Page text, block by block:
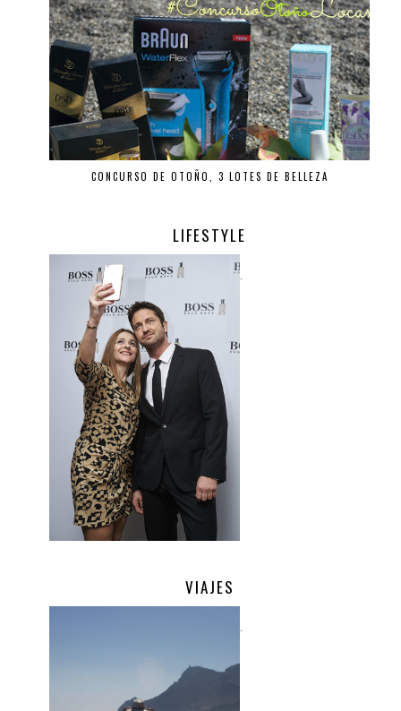
CONCURSO DE OTOÑO, 3 LOTES DE BELLEZA
LIFESTYLE
VIAJES